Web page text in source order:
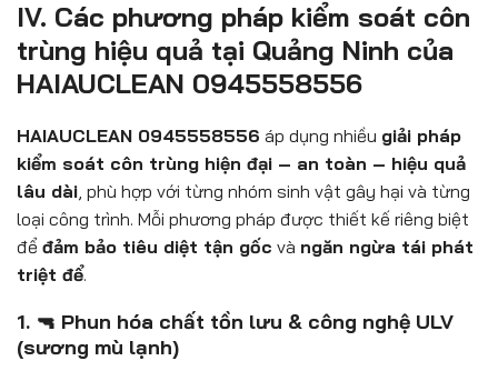
IV. Các phương pháp kiểm soát côn
trùng hiệu quả tại Quảng Ninh của
HAIAUCLEAN 0945558556
HAIAUCLEAN 0945558556 áp dụng nhiều giải pháp
kiểm soát côn trùng hiện đại – an toàn – hiệu quả
lâu dài, phù hợp với từng nhóm sinh vật gây hại và từng
loại công trình. Mỗi phương pháp được thiết kế riêng biệt
để đảm bảo tiêu diệt tận gốc và ngăn ngừa tái phát
triệt để.
1. 🔫 Phun hóa chất tồn lưu & công nghệ ULV
(sương mù lạnh)